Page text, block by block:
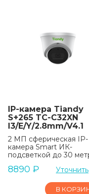
IP-камера Tiandy
S+265 TC-C32XN
I3/E/Y/2.8mm/V4.1
2 МП сферическая IP-
камера Smart ИК-
подсветкой до 30
8890 ₽ Уточнить
В